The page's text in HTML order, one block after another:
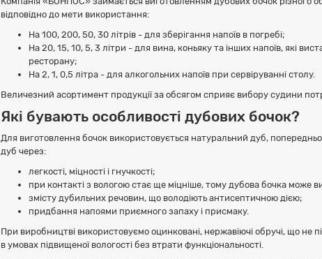
відповідно до мети використання:
На 100, 200, 50, 30 літрів - для зберігання напоїв в погребі;
На 20, 15, 10, 5, 3 літри - для вина, коньяку та інших напоїв, які
ресторану;
На 2, 1, 0,5 літра - для алкогольних напоїв при сервіруванні столу.
Величезний асортимент продукції за обсягом сприяє вибору судини
Які бувають особливості дубових бочок?
Для виготовлення бочок використовується натуральний дуб,
дуб через:
легкості, міцності і гнучкості;
при контакті з вологою стає ще міцніше, тому дубова бочка може
змісту дубильних речовин, що володіють антисептичною дією;
придбання напоями приємного запаху і присмаку.
При виробництві використовуємо оцинковані, нержавіючі обручі, що не
в умовах підвищеної вологості без втрати функціональності.